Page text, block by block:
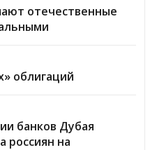
отечественные
облигаций
банков Дубая
россиян на